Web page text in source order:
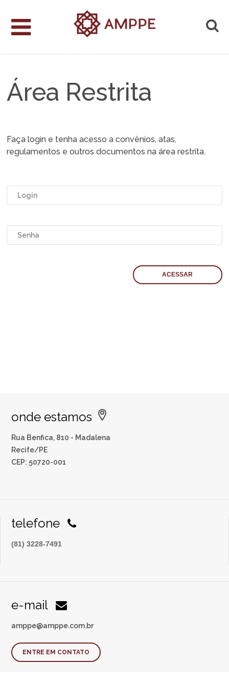
Área Restrita
Faça login e tenha acesso a convênios, atas,
regulamentos e outros documentos na área restrita.
onde estamos
Rua Benfica, 810 - Madalena
Recife/PE
CEP: 50720-001
telefone
(81) 3228-7491
e-mail
amppe@amppe.com.br
ENTRE EM CONTATO